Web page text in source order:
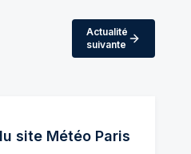
Actualité
suivante
site MétéoParis